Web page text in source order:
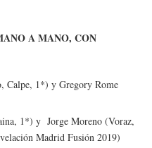
A MANO, CON
Calpe, 1*) y Gregory Rome
1*) y Jorge Moreno (Voraz,
Madrid Fusión 2019)